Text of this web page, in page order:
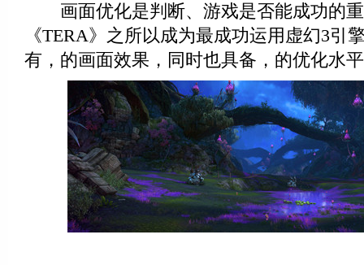
画面优化是判断、游戏是否能成功的重
《TERA》之所以成为最成功运用虚幻3引
有，的画面效果，同时也具备，的优化水